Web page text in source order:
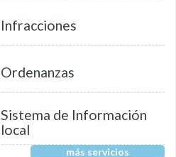
Infracciones
Ordenanzas
Sistema de Información
local
más servicios